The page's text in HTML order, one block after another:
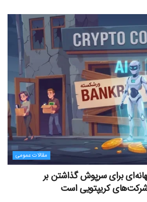
مقالات عمومی
برای سرپوش گذاشتن بر
کریپتویی است